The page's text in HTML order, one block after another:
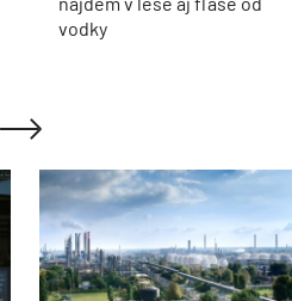
vodky